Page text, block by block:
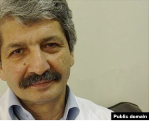
زبان‌های دیگر